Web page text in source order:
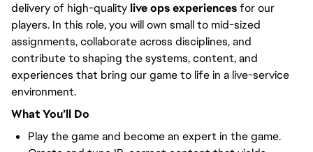
delivery of high-quality live ops experiencesfor our
players. In this role, you will own small to mid-sized
assignments, collaborate across disciplines, and
contribute to shaping the systems, content, and
experiences that bring our game to life in a live-service
environment.
What You’ll Do
Play the game and become an expert in the game.